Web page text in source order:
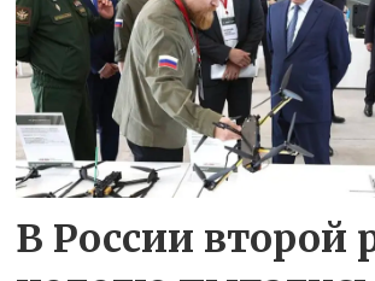
В России второй